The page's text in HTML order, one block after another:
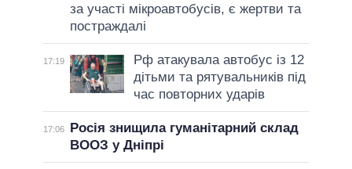
за участі мікроавтобусів, є жертви та
постраждалі
17:19
Рф атакувала автобус із 12
дітьми та рятувальників під
час повторних ударів
17:06
Росія знищила гуманітарний склад
ВООЗ у Дніпрі